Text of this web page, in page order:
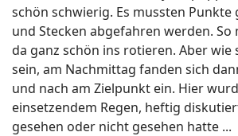
schön schwierig. Es mussten Punkte
und Stecken abgefahren werden. So
da ganz schön ins rotieren. Aber wie
sein, am Nachmittag fanden sich
und nach am Zielpunkt ein. Hier
einsetzendem Regen, heftig
gesehen oder nicht gesehen hatte ...